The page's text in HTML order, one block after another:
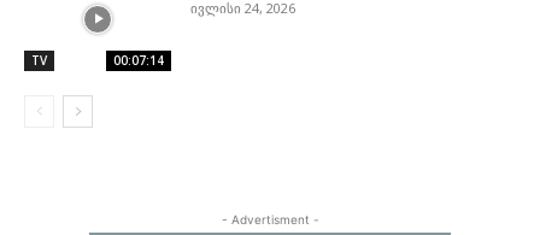
TV 00:07:14
ივლისი 24, 2026
- Advertisment -